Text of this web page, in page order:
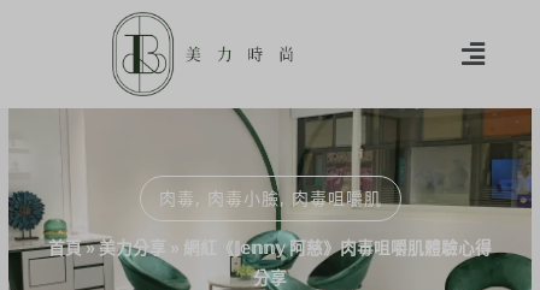
肉毒, 肉毒小臉, 肉毒咀嚼肌
首頁»美力分享 » 網紅《𝕁𝕖𝕟𝕟𝕪 阿慈》肉毒咀嚼肌體驗心得
分享